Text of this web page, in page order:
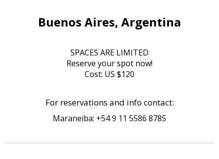
Buenos Aires, Argentina
SPACES ARE LIMITED
Reserve your spot now!
Cost: US $120
For reservations and info contact:
Maraneiba: +54 9 11 5586 8785